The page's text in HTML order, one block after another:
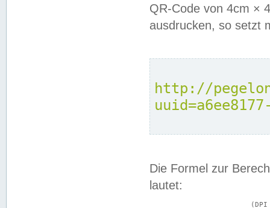
QR-Code von 4cm ×
ausdrucken, so setzt
http://
Die Formel zur
lautet: